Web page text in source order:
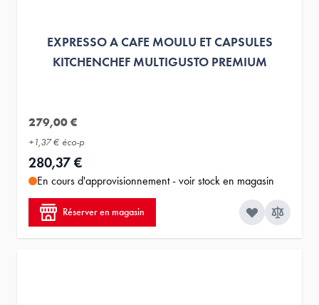
EXPRESSO A CAFE MOULU ET CAPSULES
KITCHENCHEF MULTIGUSTO PREMIUM
279,00 €
+1,37 € éco-p
280,37 €
En cours d'approvisionnement - voir stock en magasin
Réserver en magasin